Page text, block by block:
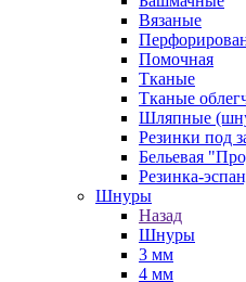
Вязаные
Помочная
Тканые
Тканые
Шляпные
Резинки под
Бельевая
Резинка-
Шнуры
Назад
Шнуры
3 мм
4 мм